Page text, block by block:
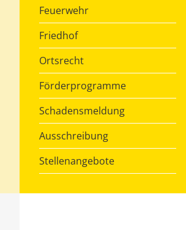
Feuerwehr
Friedhof
Ortsrecht
Förderprogramme
Schadensmeldung
Ausschreibung
Stellenangebote